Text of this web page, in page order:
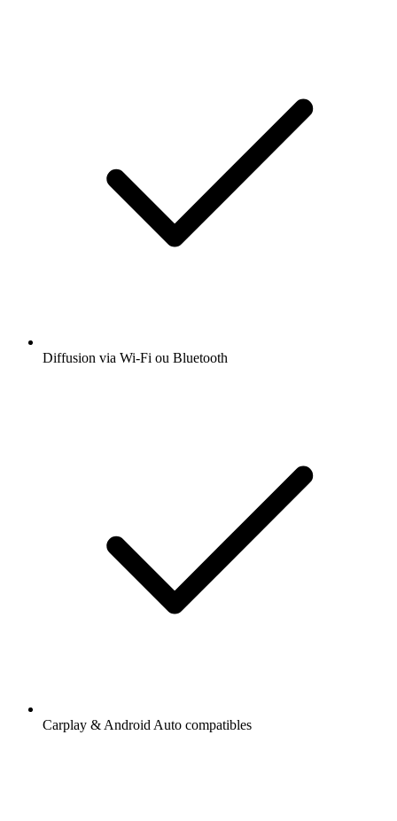
Diffusion via Wi-Fi ou Bluetooth
Carplay & Android Auto compatibles